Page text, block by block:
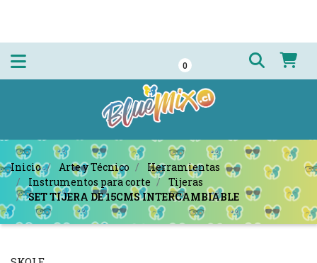
0
Inicio Arte y Técnico
Herramientas
Instrumentos para corte
Tijeras
SET TIJERA DE 15CMS INTERCAMBIABLE